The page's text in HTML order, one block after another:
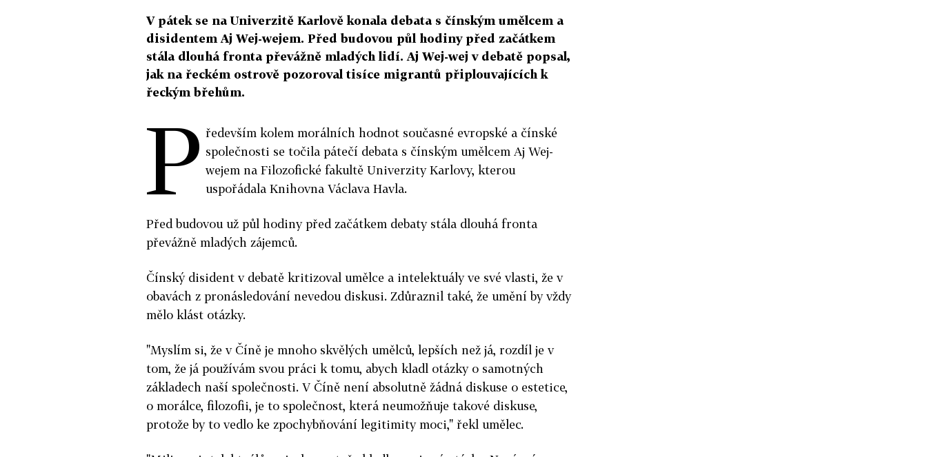
V pátek se na Univerzitě Karlově konala debata s čínským umělcem a
disidentem Aj Wej-wejem. Před budovou půl hodiny před začátkem
stála dlouhá fronta převážně mladých lidí. Aj Wej-wej v debatě popsal,
jak na řeckém ostrově pozoroval tisíce migrantů připlouvajících k
řeckým břehům.
P ředevším kolem morálních hodnot současné evropské a čínské
společnosti se točila pátečí debata s čínským umělcem Aj Wej-
wejem na Filozofické fakultě Univerzity Karlovy, kterou
uspořádala Knihovna Václava Havla.
Před budovou už půl hodiny před začátkem debaty stála dlouhá fronta
převážně mladých zájemců.
Čínský disident v debatě kritizoval umělce a intelektuály ve své vlasti, že v
obavách z pronásledování nevedou diskusi. Zdůraznil také, že umění by vždy
mělo klást otázky.
"Myslím si, že v Číně je mnoho skvělých umělců, lepších než já, rozdíl je v
tom, že já používám svou práci k tomu, abych kladl otázky o samotných
základech naší společnosti. V Číně není absolutně žádná diskuse o estetice,
o morálce, filozofii, je to společnost, která neumožňuje takové diskuse,
protože by to vedlo ke zpochybňování legitimity moci," řekl umělec.